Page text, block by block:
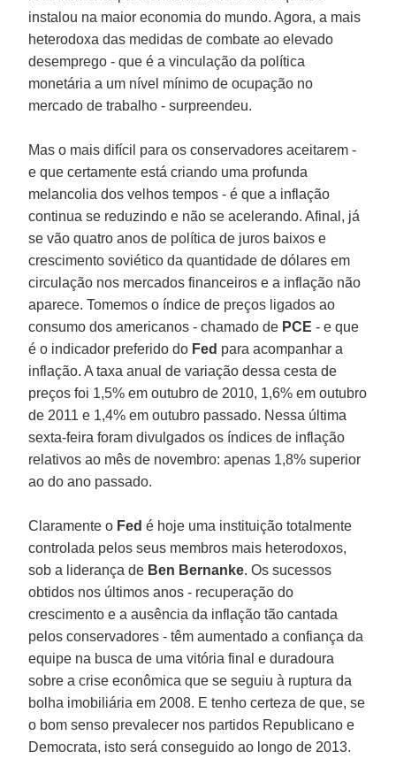
instalou na maior economia do mundo. Agora, a mais
heterodoxa das medidas de combate ao elevado
desemprego - que é a vinculação da política
monetária a um nível mínimo de ocupação no
mercado de trabalho - surpreendeu.
Mas o mais difícil para os conservadores aceitarem -
e que certamente está criando uma profunda
melancolia dos velhos tempos - é que a inflação
continua se reduzindo e não se acelerando. Afinal, já
se vão quatro anos de política de juros baixos e
crescimento soviético da quantidade de dólares em
circulação nos mercados financeiros e a inflação não
aparece. Tomemos o índice de preços ligados ao
consumo dos americanos - chamado de PCE- e que
é o indicador preferido do Fed para acompanhar a
inflação. A taxa anual de variação dessa cesta de
preços foi 1,5% em outubro de 2010, 1,6% em outubro
de 2011 e 1,4% em outubro passado. Nessa última
sexta-feira foram divulgados os índices de inflação
relativos ao mês de novembro: apenas 1,8% superior
ao do ano passado.
Claramente o Fedé hoje uma instituição totalmente
controlada pelos seus membros mais heterodoxos,
sob a liderança de Ben Bernanke. Os sucessos
obtidos nos últimos anos - recuperação do
crescimento e a ausência da inflação tão cantada
pelos conservadores - têm aumentado a confiança da
equipe na busca de uma vitória final e duradoura
sobre a crise econômica que se seguiu à ruptura da
bolha imobiliária em 2008. E tenho certeza de que, se
o bom senso prevalecer nos partidos Republicano e
Democrata, isto será conseguido ao longo de 2013.